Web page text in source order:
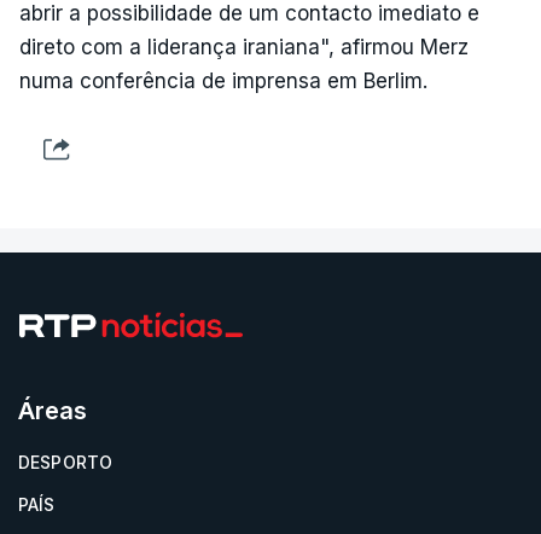
abrir a possibilidade de um contacto imediato e
direto com a liderança iraniana", afirmou Merz
numa conferência de imprensa em Berlim.
Áreas
DESPORTO
PAÍS